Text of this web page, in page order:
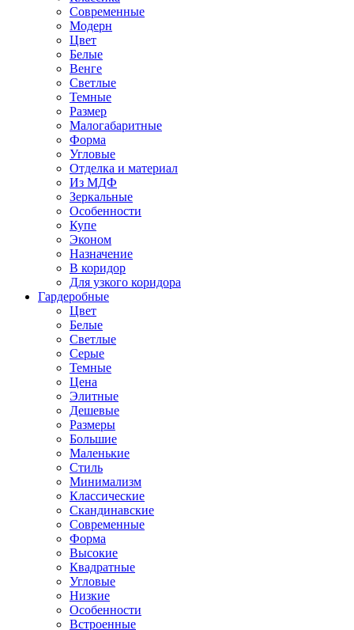
Современные
Модерн
Цвет
Белые
Венге
Светлые
Темные
Размер
Малогабаритные
Форма
Угловые
Отделка и материал
Из МДФ
Зеркальные
Особенности
Купе
Эконом
Назначение
В коридор
Для узкого коридора
Гардеробные
Цвет
Белые
Светлые
Серые
Темные
Цена
Элитные
Дешевые
Размеры
Большие
Маленькие
Стиль
Минимализм
Классические
Скандинавские
Современные
Форма
Высокие
Квадратные
Угловые
Низкие
Особенности
Встроенные